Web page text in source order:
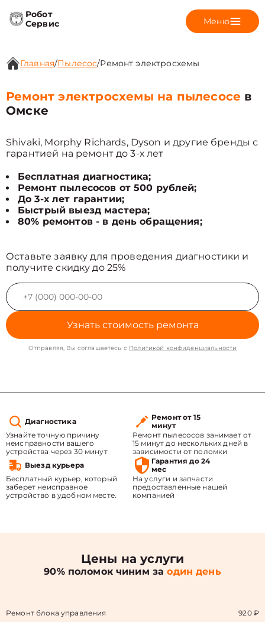
Робот
Сервис
Меню
Главная/Пылесос/Ремонт электросхемы
Ремонт электросхемы на пылесосе в
Омске
Shivaki, Morphy Richards, Dyson и другие бренды с
гарантией на ремонт до 3-х лет
Бесплатная диагностика;
Ремонт пылесосов от 500 рублей;
До 3-х лет гарантии;
Быстрый выезд мастера;
80% ремонтов - в день обращения;
Оставьте заявку для проведения диагностики и
получите скидку до 25%
Узнать стоимость ремонта
Отправляя, Вы соглашаетесь с Политикой конфиденциальности
Диагностика
Узнайте точную причину
неисправности вашего
устройства через 30 минут
Ремонт от 15
минут
Ремонт пылесосов занимает от
15 минут до нескольких дней в
зависимости от поломки
Выезд курьера
Бесплатный курьер, который
заберет неисправное
устройство в удобном месте.
Гарантия до 24
мес
На услуги и запчасти
предоставленные нашей
компанией
Цены на услуги
90% поломок чиним заодин день
Ремонт блока управления 920 ₽